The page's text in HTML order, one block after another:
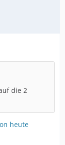
die 2
heute